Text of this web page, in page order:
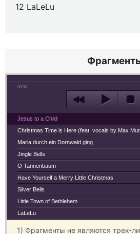
12 LaLeLu
00:00
Jesus to a Child
Christmas Time is Here (feat. vocals by Max
Maria durch ein Dornwald ging
Jingle Bells
O Tannenbaum
Have Yourself a Merry Little Christmas
Silver Bells
Little Town of Bethlehem
LaLeLu
1) Фрагменты не являются трек-